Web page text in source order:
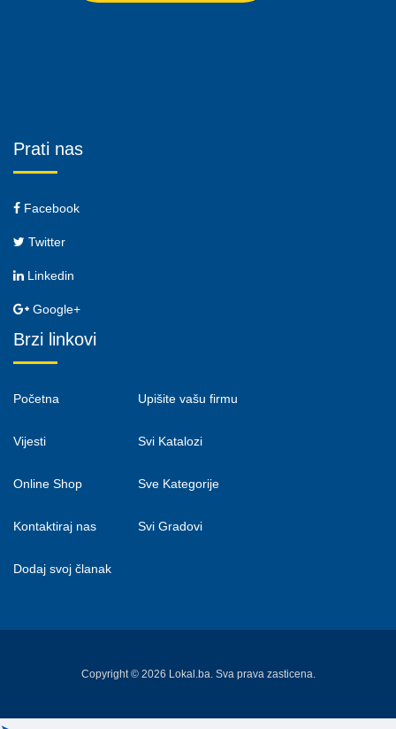
Prati nas
Facebook
Twitter
Linkedin
Google+
Brzi linkovi
Početna
Vijesti
Online Shop
Kontaktiraj nas
Dodaj svoj članak
Upišite vašu firmu
Svi Katalozi
Sve Kategorije
Svi Gradovi
Copyright © 2026 Lokal.ba. Sva prava zasticena.